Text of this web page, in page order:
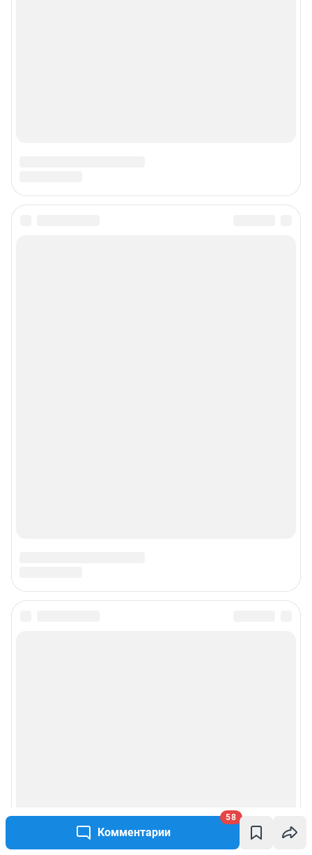
Комментарии
58